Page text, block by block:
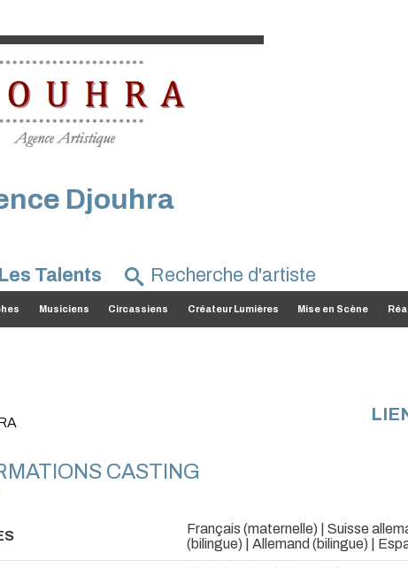
Djouhra
Les Talents
Musiciens Circassiens Créateur Lumières Mise en Scène
CASTING
Français (maternelle) | Suisse
(bilingue) | Allemand (bilingue) |